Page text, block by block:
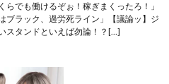
らでも働けるぞぉ！稼ぎまくったろ！」
ブラック、過労死ライン」【議論ッ】ジ
スタンドといえば勿論！？[…]